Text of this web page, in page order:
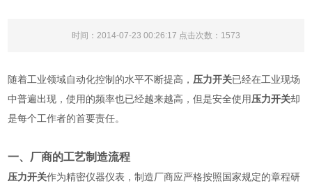
时间：2014-07-23 00:26:17 点击次数：1573
随着工业领域自动化控制的水平不断提高， 压力开关已经在工业现场
中普遍出现，使用的频率也已经越来越高，但是安全使用压力开关却
是每个工作者的首要责任。
一、厂商的工艺制造流程
压力开关作为精密仪器仪表，制造厂商应严格按照国家规定的章程研